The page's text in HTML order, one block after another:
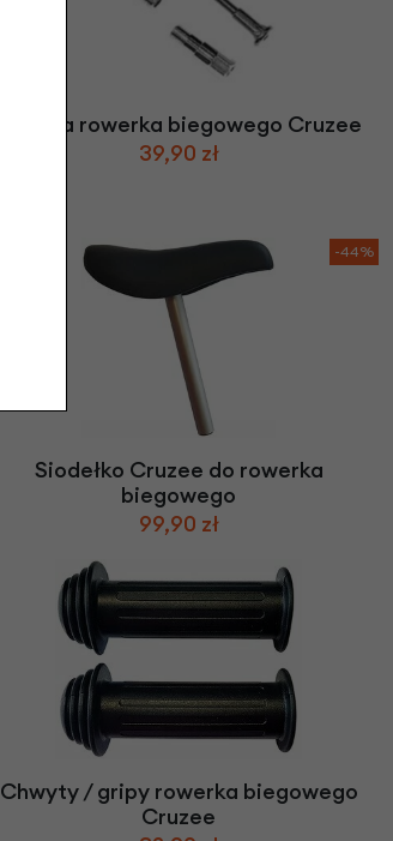
Oś koła rowerka biegowego Cruzee
39,90 zł
-44%
Siodełko Cruzee do rowerka
biegowego
99,90 zł
Chwyty / gripy rowerka biegowego
Cruzee